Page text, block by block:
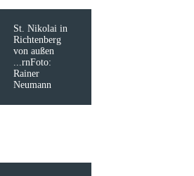
St. Nikolai in
Richtenberg
von außen
...rnFoto:
Rainer
Neumann